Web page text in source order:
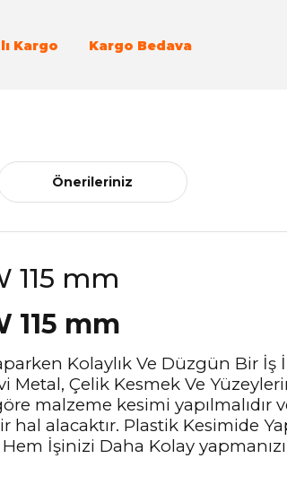
Kargo Kargo Bedava
Önerileriniz
115 mm
Kolaylık Ve Düzgün Bir İş
Çelik Kesmek Ve
malzeme kesimi yapılmalıdır
alacaktır. Plastik Kesimide
İşinizi Daha Kolay